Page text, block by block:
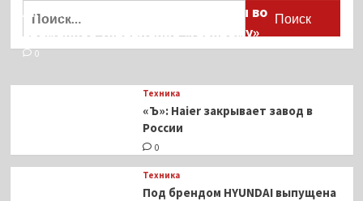
Активы Ariston и Bosch переданы во
временное управление «Газпрому»
0
Техника
«Ъ»: Haier закрывает завод в
России
0
Техника
Под брендом HYUNDAI выпущена